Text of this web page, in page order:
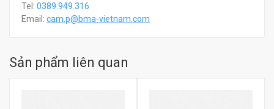
Tel: 0389.949.316
Email: cam.p@bma-vietnam.com
Sản phẩm liên quan